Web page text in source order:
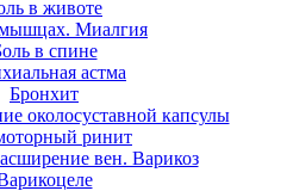
в животе
Миалгия
в спине
астма
Бронхит
околосуставной капсулы
ринит
вен. Варикоз